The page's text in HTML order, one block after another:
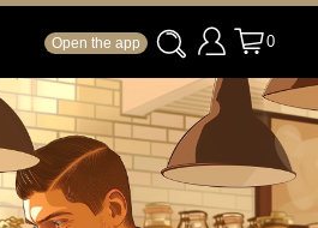
Open the app 0